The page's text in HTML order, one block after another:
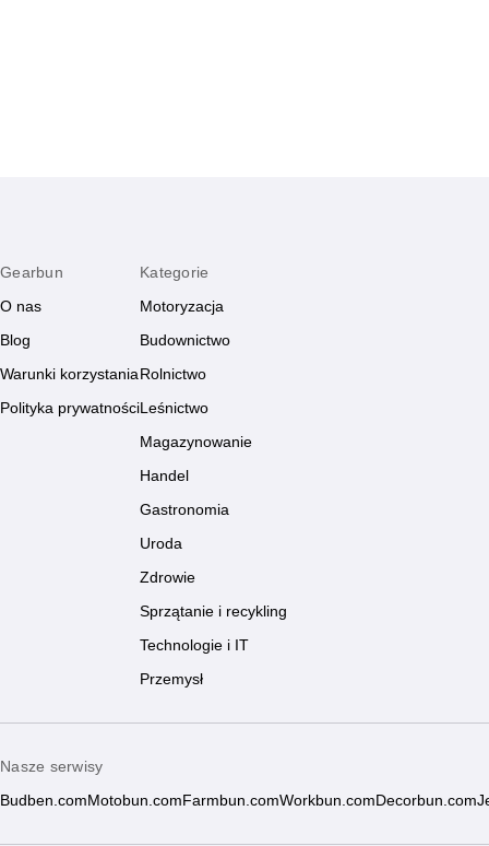
Gearbun
O nas
Blog
Warunki korzystania
Polityka prywatności
Kategorie
Motoryzacja
Budownictwo
Rolnictwo
Leśnictwo
Magazynowanie
Handel
Gastronomia
Uroda
Zdrowie
Sprzątanie i recykling
Technologie i IT
Przemysł
Nasze serwisy
Budben.com Motobun.com Farmbun.comWorkbun.com Decorbun.com